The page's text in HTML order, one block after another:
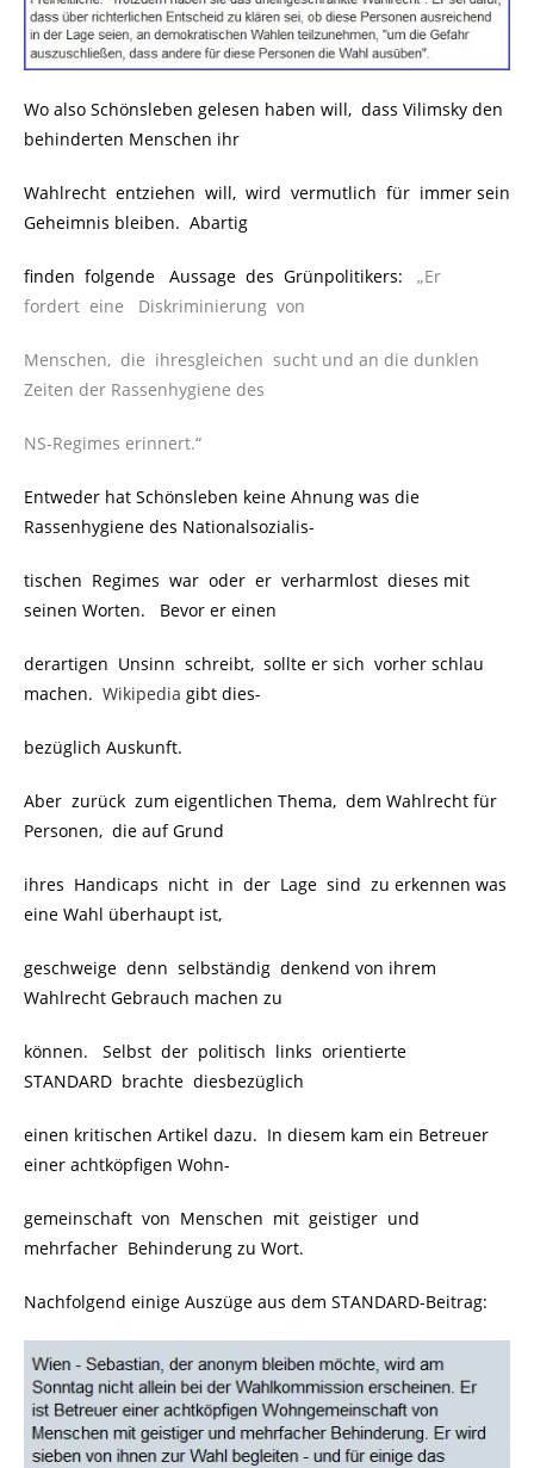
Wo also Schönsleben gelesen haben will, dass Vilimsky den
behinderten Menschen ihr
Wahlrecht entziehen will, wird vermutlich für immer sein
Geheimnis bleiben. Abartig
finden folgende Aussage des Grünpolitikers:
„Er
fordert eine Diskriminierung von
Menschen, die ihresgleichen sucht und an die dunklen
Zeiten der Rassenhygiene des
NS-Regimes erinnert.“
Entweder hat Schönsleben keine Ahnung was die
Rassenhygiene des Nationalsozialis-
tischen Regimes war oder er verharmlost dieses mit
seinen Worten. Bevor er einen
derartigen Unsinn schreibt, sollte er sich vorher schlau
machen. Wikipedia gibt dies-
bezüglich Auskunft.
Aber zurück zum eigentlichen Thema, dem Wahlrecht für
Personen, die auf Grund
ihres Handicaps nicht in der Lage sind zu erkennen was
eine Wahl überhaupt ist,
geschweige denn selbständig denkend von ihrem
Wahlrecht Gebrauch machen zu
können. Selbst der politisch links orientierte
STANDARD brachte diesbezüglich
einen kritischen Artikel dazu. In diesem kam ein Betreuer
einer achtköpfigen Wohn-
gemeinschaft von Menschen mit geistiger und
mehrfacher Behinderung zu Wort.
Nachfolgend einige Auszüge aus dem STANDARD-Beitrag: